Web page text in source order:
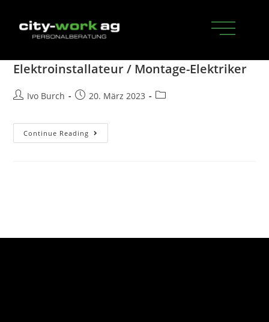
Elektroinstallateur / Montage-Elektriker
Ivo Burch 20. März 2023
Continue Reading